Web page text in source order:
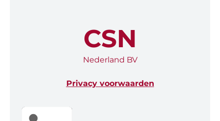
CSN
Nederland BV
Privacy voorwaarden